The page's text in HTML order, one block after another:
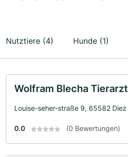
Nutztiere (4) Hunde (1)
Wolfram Blecha Tierarzt
Louise-seher-straße 9, 65582 Diez
0.0 (0 Bewertungen)